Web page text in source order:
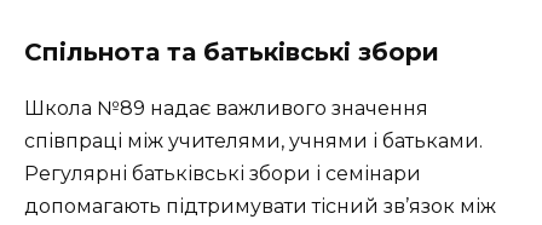
Спільнота та батьківські збори
Школа №89 надає важливого значення
співпраці між учителями, учнями і батьками.
Регулярні батьківські збори і семінари
допомагають підтримувати тісний зв’язок між